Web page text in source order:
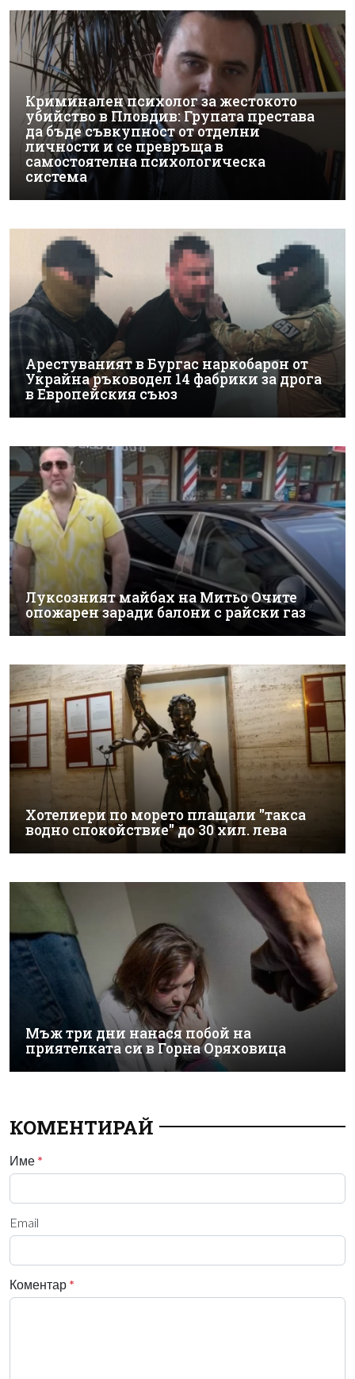
Криминален психолог за жестокото
убийство в Пловдив: Групата престава
да бъде съвкупност от отделни
личности и се превръща в
самостоятелна психологическа
система
Арестуваният в Бургас наркобарон от
Украйна ръководел 14 фабрики за дрога
в Европейския съюз
Луксозният майбах на Митьо Очите
опожарен заради балони с райски газ
Хотелиери по морето плащали "такса
водно спокойствие" до 30 хил. лева
Мъж три дни нанася побой на
приятелката си в Горна Оряховица
КОМЕНТИРАЙ
Име *
Email
Коментар *